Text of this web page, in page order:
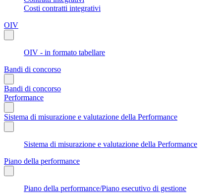
Costi contratti integrativi
OIV
OIV - in formato tabellare
Bandi di concorso
Bandi di concorso
Performance
Sistema di misurazione e valutazione della Performance
Sistema di misurazione e valutazione della Performance
Piano della performance
Piano della performance/Piano esecutivo di gestione